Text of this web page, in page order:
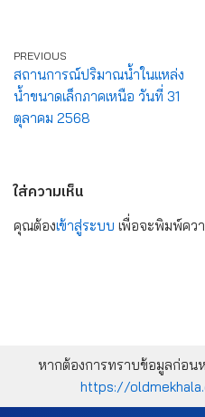
PREVIOUS
สถานการณ์ปริมาณน้ำในแหล่ง
น้ำขนาดเล็กภาคเหนือ วันที่ 31
ตุลาคม 2568
ใส่ความเห็น
คุณต้องเข้าสู่ระบบ เพื่อจะพิมพ์คว
หากต้องการทราบข้อมูลก่อน
https://